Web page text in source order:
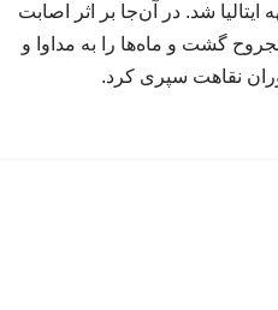
ایتالیا شد. در آن‌جا بر اثر اصابت
گشت و ماه‌ها را به مداوا و
نقاهت سپری کرد.